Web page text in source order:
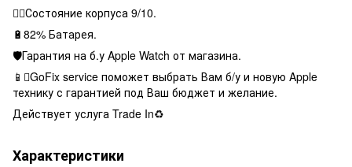
👌🏻Состояние корпуса 9/10.
🔋82% Батарея.
🛡Гарантия на б.у Apple Watch от магазина.
📱GoFix service поможет выбрать Вам б/у и новую Apple
технику с гарантией под Ваш бюджет и желание.
Действует услуга Trade In♻️
Характеристики